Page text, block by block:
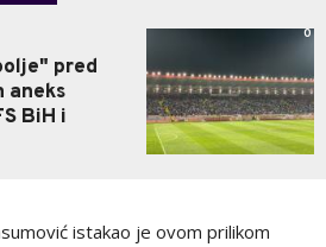
pred
aneks
BiH i
0
istakao je ovom prilikom